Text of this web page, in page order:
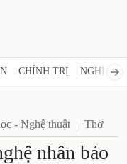
CHÍNH TRỊ NGHỊ
- Nghệ thuật Thơ
nhân bảo